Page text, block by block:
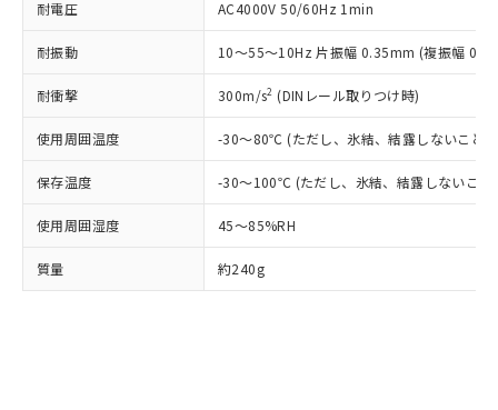
耐電圧 AC4000V 50/60Hz 1min
耐振動 10～55～10Hz 片振幅 0.35mm (複振幅
耐衝撃 300m/s2 (DINレール取りつけ時)
使用周囲温度 -30～80℃ (ただし、氷結、結露しないこと)
保存温度 -30～100℃ (ただし、氷結、結露しないこと)
使用周囲湿度 45～85%RH
質量 約240g
了承ください。
様のお取引先、またはお客様担当のオ
ムロン制御機器販売店・当社販売員に
ご相談ください。
オムロン制御機器販売店や当社販売拠
販売ネットワーク
」をご確認
在庫状況および標準価格結果を当社の
事前の承諾なく第三者に漏洩または開
示しないようお願いします。
マイパーツ機能（部品リスト作成サー
ビス）をご利用いただくには、I-Web
(PBDE) 1000ppm以下、フタル酸ビス(2-エチルヘキシ
ル) (DEHP)(別名：DOP) 1000ppm以下、フタル酸ブチ
ルベンジル（BBP） 1000ppm以下、フタル酸ジブチル
（DBP） 1000ppm以下、フタル酸ジイソブチル
但し、RoHS指令で産業用監視および制御機器に対する
適用除外項目は除く。
フタル酸エステル類の４物質については閾値を超える意
図的な使用がないことを確認しています。
※2 対応予定月
部品在庫の切り替え状況などにより、予定
月が前後することがあります。
Cr(Ⅵ)(六価クロム) : 1000ppm、 PBBs(ポリ臭化ビフェ
ニル類) : 1000ppm、 PBDEs(ポリ臭化ジフェニルエーテ
DBP(フタル酸ジブチル) : 1000ppm、 DIBP(フタル酸ジ
イソブチル) : 1000ppm、 BBP(フタル酸ブチルベンジ
DEHP(フタル酸ビス(2-エチルヘキシル)) : 1000ppm
※2 環境保護使用期限
「ｅ」：有害物質（10物質）のすべてが基
準値以下であることを示します。
「10」：通常の使用状況下において有害物
質が外部に漏えいし、環境に深刻な影響を
当社は規制貨物を破棄する場合は、完
全に破砕するなど、違法に輸出されな
いよう必要な手段を講じます。
当社は貴社製品を、核兵器、ミサイ
武器並びにこれらの製造装置等に一切
使用いたしません。
当社は、貴社製品を第三者に販売する
場合は、上記1、2および3の内容を当
該第三者に通知します。また当社は、
販売先および販売に係わる関係者が違
法に輸出するおそれがある場合は、取
一定数以上の在庫あり
一定数には満たないが在庫あり
－
在庫なし(最新の在庫状況につ
いては、お客様のお取引先、ま
たはお客様担当のオムロン制御
機器販売店・当社販売員にご確
認ください)
受注生産機種、また在庫状況の